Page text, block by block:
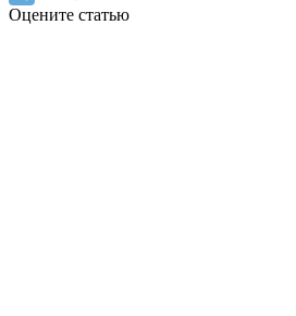
Оцените статью